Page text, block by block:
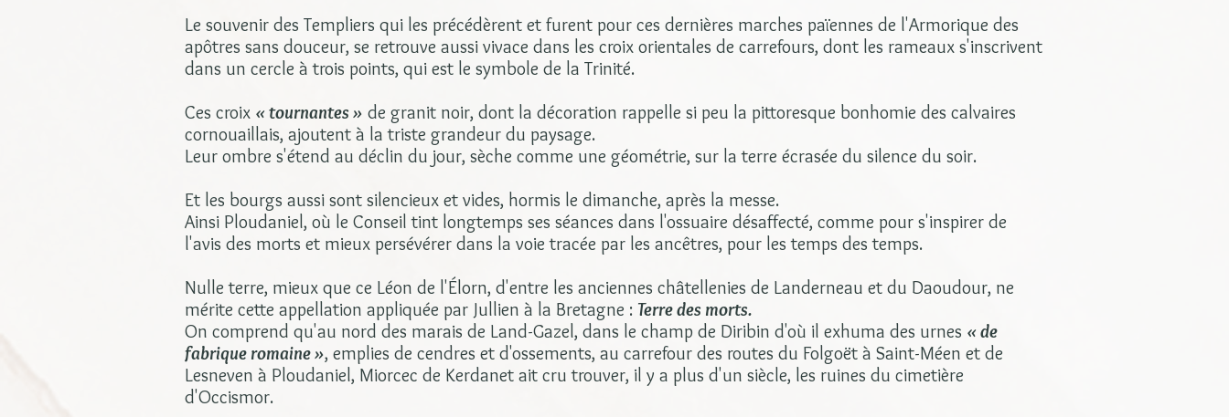
Le souvenir des Templiers qui les précédèrent et furent pour ces dernières marches païennes de l'Armorique des
apôtres sans douceur, se retrouve aussi vivace dans les croix orientales de carrefours, dont les rameaux s'inscrivent
dans un cercle à trois points, qui est le symbole de la Trinité.
Ces croix « tournantes » de granit noir, dont la décoration rappelle si peu la pittoresque bonhomie des calvaires
cornouaillais, ajoutent à la triste grandeur du paysage.
Leur ombre s'étend au déclin du jour, sèche comme une géométrie, sur la terre écrasée du silence du soir.
Et les bourgs aussi sont silencieux et vides, hormis le dimanche, après la messe.
Ainsi Ploudaniel, où le Conseil tint longtemps ses séances dans l'ossuaire désaffecté, comme pour s'inspirer de
l'avis des morts et mieux persévérer dans la voie tracée par les ancêtres, pour les temps des temps.
Nulle terre, mieux que ce Léon de l'Élorn, d'entre les anciennes châtellenies de Landerneau et du Daoudour, ne
mérite cette appellation appliquée par Jullien à la Bretagne : Terre des morts.
On comprend qu'au nord des marais de Land-Gazel, dans le champ de Diribin d'où il exhuma des urnes « de
fabrique romaine », emplies de cendres et d'ossements, au carrefour des routes du Folgoët à Saint-Méen et de
Lesneven à Ploudaniel, Miorcec de Kerdanet ait cru trouver, il y a plus d'un siècle, les ruines du cimetière
d'Occismor.